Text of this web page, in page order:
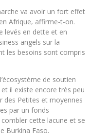
va avoir un fort effet
Afrique, affirme-t-on.
levés en dette et en
angels sur la
les besoins sont compris
de soutien
il existe encore très peu
des Petites et moyennes
par un fonds
cette lacune et se
Burkina Faso.